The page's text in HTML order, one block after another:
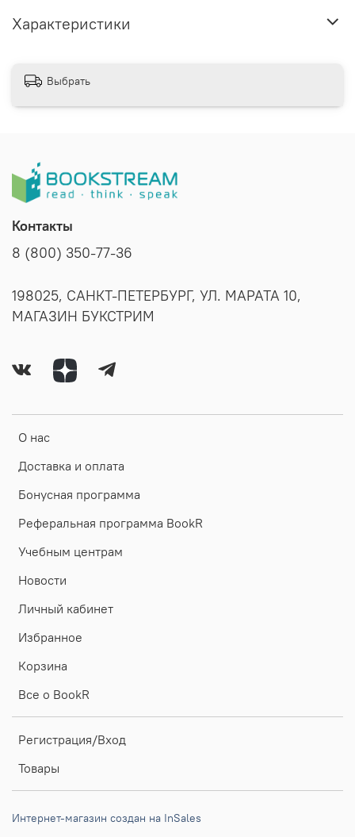
Характеристики
Выбрать
О нас
Доставка и оплата
Бонусная программа
Реферальная программа BookR
Учебным центрам
Новости
Личный кабинет
Избранное
Корзина
Все о BookR
Регистрация/Вход
Товары
Контакты
8 (800) 350-77-36
198025, САНКТ-ПЕТЕРБУРГ, УЛ. МАРАТА 10,
МАГАЗИН БУКСТРИМ
Интернет-магазин создан на InSales